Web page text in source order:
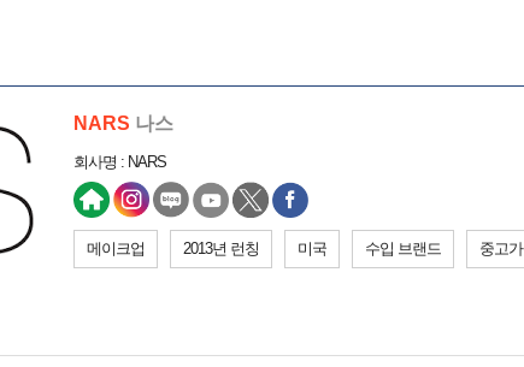
NARS 나스
회사명 : NARS
메이크업 2013년 런칭 미국 수입 브랜드 중고가